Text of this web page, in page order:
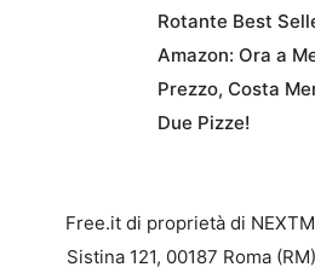
Rotante Best
Amazon: Ora a
Prezzo, Costa
Due Pizze!
Free.it di proprietà di
Sistina 121, 00187 Roma